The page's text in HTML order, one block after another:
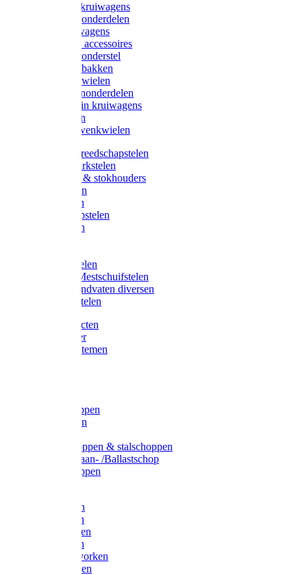
Landbouwkruiwagens
Kruiwagenonderdelen
Bouwkruiwagens
Kruiwagen accessoires
Kruiwagenonderstel
Kruiwagenbakken
Kruiwagenwielen
Steekwagenonderdelen
Huis en Tuin kruiwagens
Steekwagen
Bok- en Zwenkwielen
Overige gereedschapstelen
Bezem-/Harkstelen
Handvaten & stokhouders
Hamerstelen
Spadestelen
Graanschopstelen
Schopstelen
Gardena stelen
Sneeuw- /Mestschuifstelen
Stelen / Handvaten diversen
Telescoopstelen
Tuin producten
Fruitplukker
Ophangsystemen
Betonschoppen
Schepbatsen
Ballastschoppen & stalschoppen
Slijtsrip Graan- /Ballastschop
Graanschoppen
Hooivorken
Mestvorken
Bietenvorken
Maisvorken
Aardappelvorken
Vijgenvorken